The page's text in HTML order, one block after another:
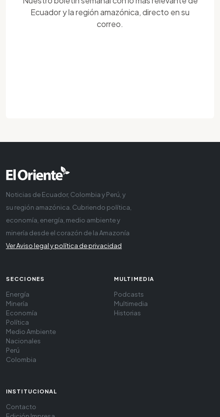
Ecuador y la región amazónica, directo en su
correo.
Noticias de Ecuador, Colombia y Perú, y
su región amazónica. Cubriendo política,
economía, energía, medio ambiente y
minería desde el corazón de la Amazonía
Ver Aviso legal y política de privacidad
SECCIONES
Energía
Minería
Economía
Política
Medio Ambiente
Nacionales
Perú
Colombia
MULTIMEDIA
Podcasts
Multimedia
Historias
INSTITUCIONAL
Contacto